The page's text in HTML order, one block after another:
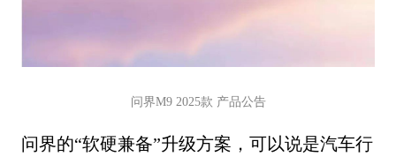
问界M9 2025款 产品公告
问界的“软硬兼备”升级方案，可以说是汽车行